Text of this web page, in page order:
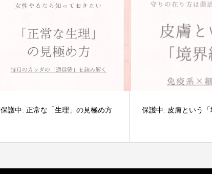
保護中: 正常な「生理」の見極め方 保護中: 皮膚という「